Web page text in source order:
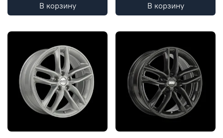
В корзину В корзину